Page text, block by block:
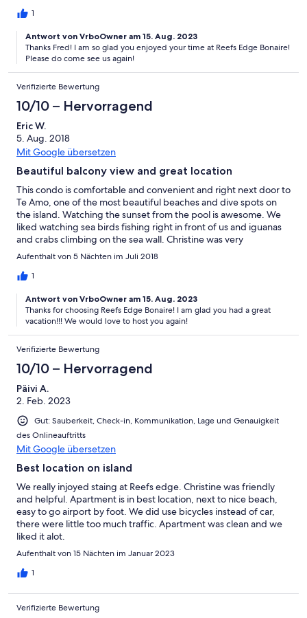
1
Antwort von VrboOwner am 15. Aug. 2023
Thanks Fred! I am so glad you enjoyed your time at Reefs Edge Bonaire!
Please do come see us again!
Verifizierte Bewertung
10/10 – Hervorragend
Eric W.
5. Aug. 2018
Mit Google übersetzen
Beautiful balcony view and great location
This condo is comfortable and convenient and right next door to
Te Amo, one of the most beautiful beaches and dive spots on
the island. Watching the sunset from the pool is awesome. We
liked watching sea birds fishing right in front of us and iguanas
and crabs climbing on the sea wall. Christine was very
responsive to our emails and made sure our stay went smoothly.
Aufenthalt von 5 Nächten im Juli 2018
1
Antwort von VrboOwner am 15. Aug. 2023
Thanks for choosing Reefs Edge Bonaire! I am glad you had a great
vacation!!! We would love to host you again!
Verifizierte Bewertung
10/10 – Hervorragend
Päivi A.
2. Feb. 2023
Gut: Sauberkeit, Check-in, Kommunikation, Lage und Genauigkeit
des Onlineauftritts
Mit Google übersetzen
Best location on island
We really injoyed staing at Reefs edge. Christine was friendly
and helpful. Apartment is in best location, next to nice beach,
easy to go airport by foot. We did use bicycles instead of car,
there were little too much traffic. Apartment was clean and we
liked it alot.
Aufenthalt von 15 Nächten im Januar 2023
1
Verifizierte Bewertung